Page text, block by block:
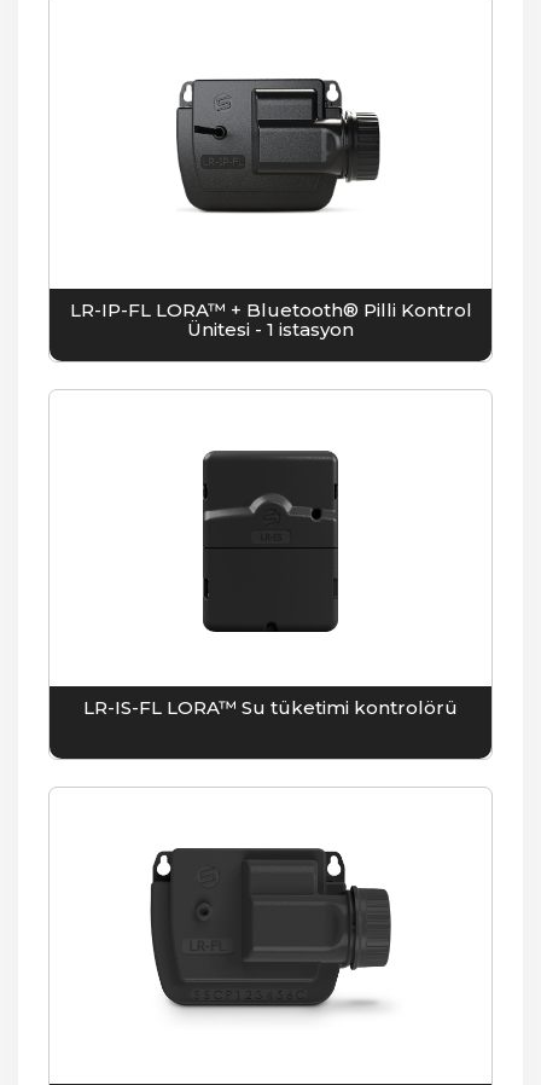
LR-IP-FL LORA™ + Bluetooth® Pilli Kontrol
Ünitesi - 1 istasyon
LR-IS-FL LORA™ Su tüketimi kontrolörü